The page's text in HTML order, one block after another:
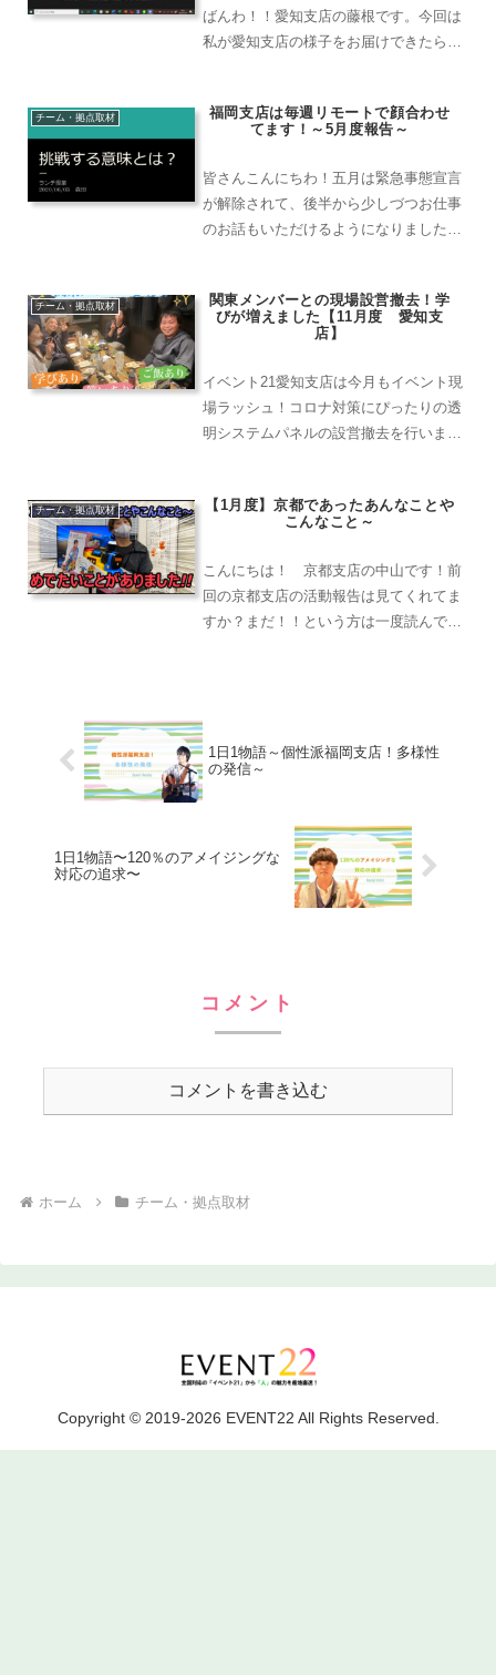
ばんわ！！愛知支店の藤根です。今回は
私が愛知支店の様子をお届けできたらな
ロデュースしてくれるということで、愛
チーム・拠点取材
福岡支店は毎週リモートで顔合わせ
てます！～5月度報告～
皆さんこんにちわ！五月は緊急事態宣言
が解除されて、後半から少しづつお仕事
のお話もいただけるようになりました
のが待ち遠しいです！さて、そんな5月
に福岡支店はどんな動きをし...
チーム・拠点取材
関東メンバーとの現場設営撤去！学
びが増えました【11月度 愛知支
店】
イベント21愛知支店は今月もイベント現
場ラッシュ！コロナ対策にぴったりの透
明システムパネルの設営撤去を行いまし
手配を行うことができました。
チーム・拠点取材
【1月度】京都であったあんなことや
こんなこと～
こんにちは！ 京都支店の中山です！前
回の京都支店の活動報告は見てくれてま
すか？まだ！！という方は一度読んでみ
のはんなり娘の田畑さ...
1日1物語～個性派福岡支店！多様性
の発信～
1日1物語〜120％のアメイジングな
対応の追求〜
コメント
コメントを書き込む
ホーム チーム・拠点取材
Copyright © 2019-2026 EVENT22 All Rights Reserved.